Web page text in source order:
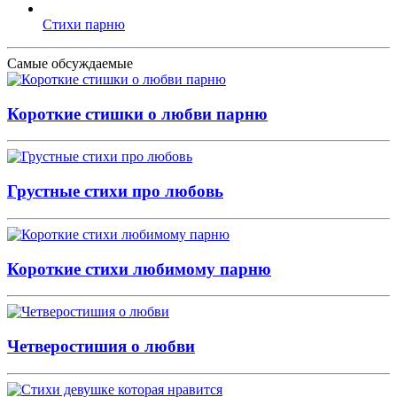
Стихи парню
Самые обсуждаемые
Короткие стишки о любви парню
Грустные стихи про любовь
Короткие стихи любимому парню
Четверостишия о любви